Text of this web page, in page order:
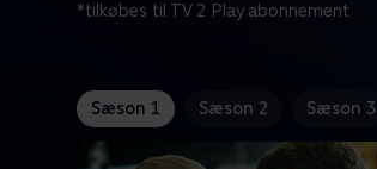
*tilkøbes til TV 2 Play abonnement
Sæson 1 Sæson 2 Sæson 3